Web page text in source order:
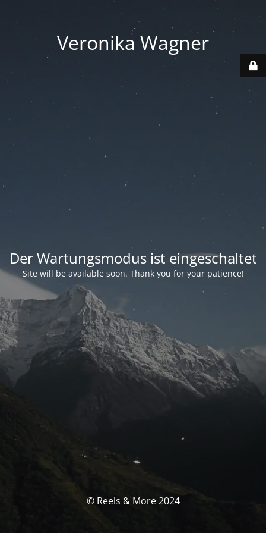
Veronika Wagner
Der Wartungsmodus ist eingeschaltet
Site will be available soon. Thank you for your patience!
© Reels & More 2024